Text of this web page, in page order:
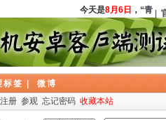
今天是8月6日， “青社”
标签 微博
册 参观 忘记密码 收藏本站